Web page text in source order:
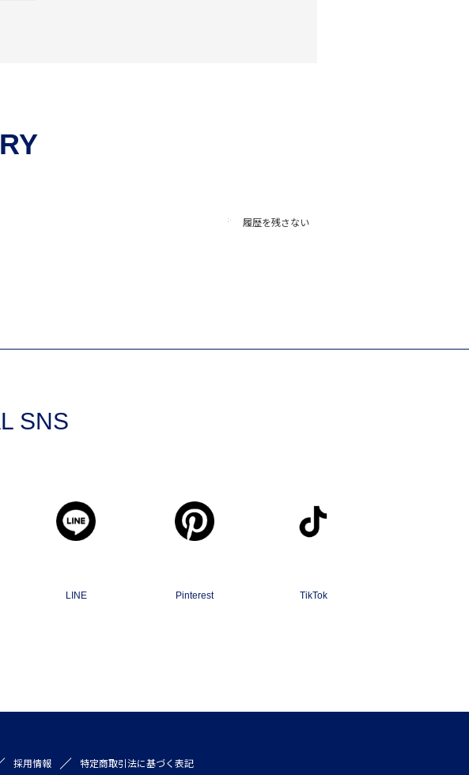
履歴を残さない
SNS
LINE Pinterest TikTok
採用情報 特定商取引法に基づく表記